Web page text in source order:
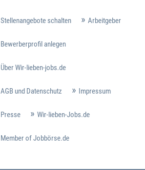
Stellenangebote schalten Arbeitgeber
Bewerberprofil anlegen
Über Wir-lieben-jobs.de
AGB und Datenschutz Impressum
Presse Wir-lieben-Jobs.de
Member of Jobbörse.de